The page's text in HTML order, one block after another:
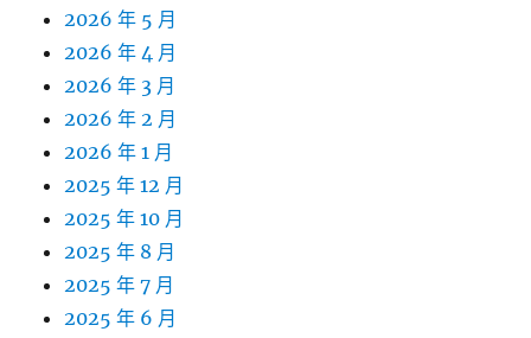
2026 年 5 月
2026 年 4 月
2026 年 3 月
2026 年 2 月
2026 年 1 月
2025 年 12 月
2025 年 10 月
2025 年 8 月
2025 年 7 月
2025 年 6 月